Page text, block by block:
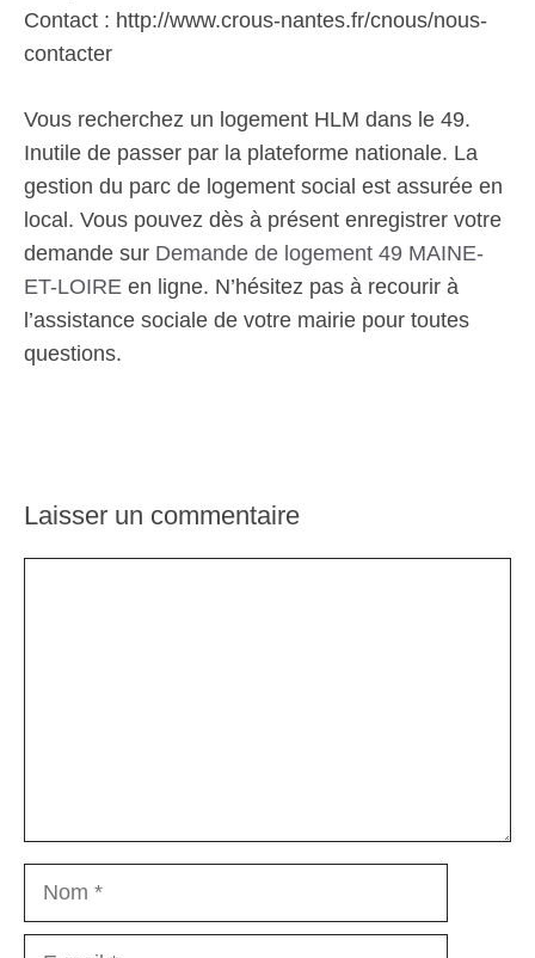
Contact : http://www.crous-nantes.fr/cnous/nous-
contacter
Vous recherchez un logement HLM dans le 49.
Inutile de passer par la plateforme nationale. La
gestion du parc de logement social est assurée en
local. Vous pouvez dès à présent enregistrer votre
demande sur Demande de logement 49 MAINE-
ET-LOIRE en ligne. N’hésitez pas à recourir à
l’assistance sociale de votre mairie pour toutes
questions.
Laisser un commentaire
Nom